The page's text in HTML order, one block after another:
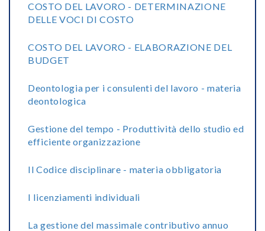
COSTO DEL LAVORO - DETERMINAZIONE
DELLE VOCI DI COSTO
COSTO DEL LAVORO - ELABORAZIONE DEL
BUDGET
Deontologia per i consulenti del lavoro - materia
deontologica
Gestione del tempo - Produttività dello studio ed
efficiente organizzazione
Il Codice disciplinare - materia obbligatoria
I licenziamenti individuali
La gestione del massimale contributivo annuo